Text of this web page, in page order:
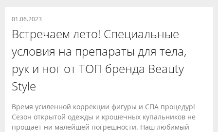
01.06.2023
Встречаем лето! Специальные
условия на препараты для тела,
рук и ног от ТОП бренда Beauty
Style
Время усиленной коррекции фигуры и СПА процедур!
Сезон открытой одежды и крошечных купальников не
прощает ни малейшей погрешности. Наш любимый